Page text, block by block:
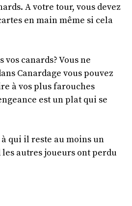
A votre tour, vous devez
en main même si cela
vos canards? Vous ne
Canardage vous pouvez
à vos plus farouches
est un plat qui se
qui il reste au moins un
autres joueurs ont perdu